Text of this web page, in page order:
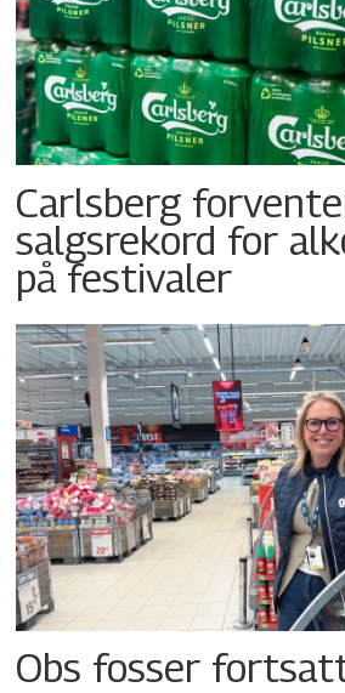
Carlsberg
salgsrekord for
på festivaler
Obs fosser